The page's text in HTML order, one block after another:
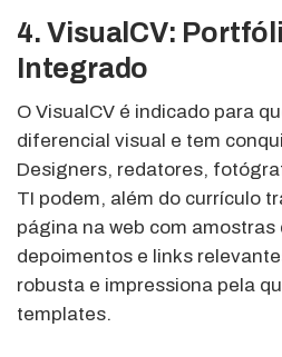
4. VisualCV:
Integrado
O VisualCV é indicado para
diferencial visual e tem
Designers, redatores,
TI podem, além do currículo
página na web com amostras
depoimentos e links
robusta e impressiona pela
templates.